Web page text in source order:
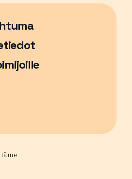
uudessa ikkunassa
uudessa ikkunassa
uudessa ikkunassa
uudessa
uudessa